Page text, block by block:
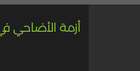
أزمة الأضاحي